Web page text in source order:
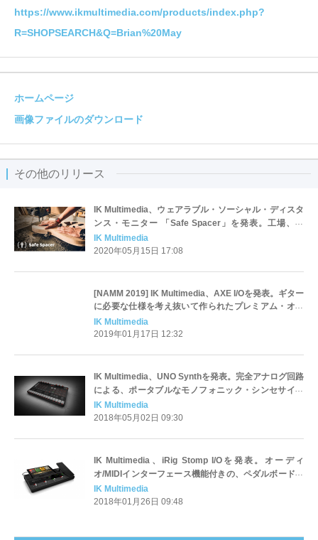
https://www.ikmultimedia.com/products/index.php?
R=SHOPSEARCH&Q=Brian%20May
ホームページ
画像ファイルのダウンロード
その他のリリース
IK Multimedia、ウェアラブル・ソーシャル・ディスタ
ンス・モニター 「Safe Spacer」を発表。工場、倉
庫、店舗の再開と安全操業を支援。
IK Multimedia
2020年05月15日 17:08
[NAMM 2019] IK Multimedia、AXE I/Oを発表。ギター
に必要な仕様を考え抜いて作られたプレミアム・オー
ディオ・インターフェース 。
IK Multimedia
2019年01月17日 12:32
IK Multimedia、UNO Synthを発表。完全アナログ回路
による、ポータブルなモノフォニック・シンセサイザ
ー。
IK Multimedia
2018年05月02日 09:30
IK Multimedia、iRig Stomp I/Oを発表。オーディ
オ/MIDIインターフェース機能付きの、ペダルボード・
コントローラー。
IK Multimedia
2018年01月26日 09:48